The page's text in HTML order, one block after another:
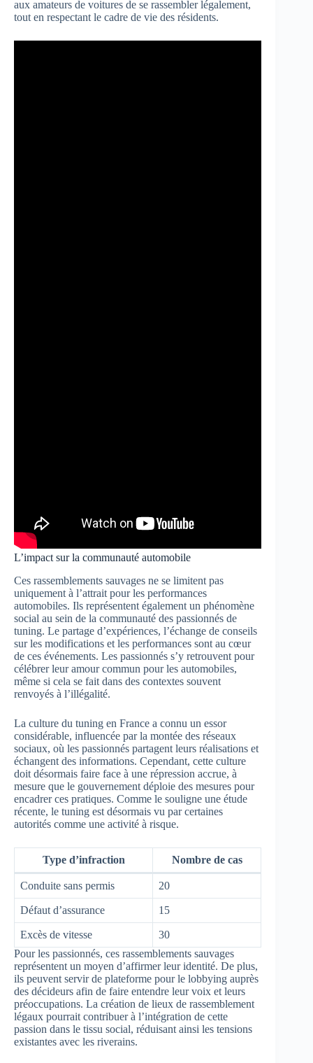
aux amateurs de voitures de se rassembler légalement,
tout en respectant le cadre de vie des résidents.
L’impact sur la communauté automobile
Ces rassemblements sauvages ne se limitent pas
uniquement à l’attrait pour les performances
automobiles. Ils représentent également un phénomène
social au sein de la communauté des passionnés de
tuning. Le partage d’expériences, l’échange de conseils
sur les modifications et les performances sont au cœur
de ces événements. Les passionnés s’y retrouvent pour
célébrer leur amour commun pour les automobiles,
même si cela se fait dans des contextes souvent
renvoyés à l’illégalité.
La culture du tuning en France a connu un essor
considérable, influencée par la montée des réseaux
sociaux, où les passionnés partagent leurs réalisations et
échangent des informations. Cependant, cette culture
doit désormais faire face à une répression accrue, à
mesure que le gouvernement déploie des mesures pour
encadrer ces pratiques. Comme le souligne une étude
récente, le tuning est désormais vu par certaines
autorités comme une activité à risque.
Type d’infraction Nombre de cas
Conduite sans permis 20
Défaut d’assurance 15
Excès de vitesse
30
Pour les passionnés, ces rassemblements sauvages
représentent un moyen d’affirmer leur identité. De plus,
ils peuvent servir de plateforme pour le lobbying auprès
des décideurs afin de faire entendre leur voix et leurs
préoccupations. La création de lieux de rassemblement
légaux pourrait contribuer à l’intégration de cette
passion dans le tissu social, réduisant ainsi les tensions
existantes avec les riverains.